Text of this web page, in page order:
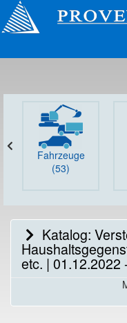
Fahrzeuge
(53)
Katalog:
etc. | 01.12.2022